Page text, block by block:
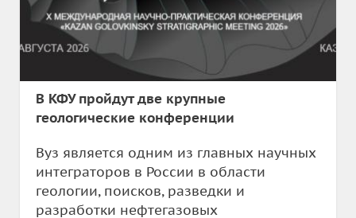
В КФУ пройдут две крупные
геологические конференции
Вуз является одним из главных научных
интеграторов в России в области
геологии, поисков, разведки и
разработки нефтегазовых